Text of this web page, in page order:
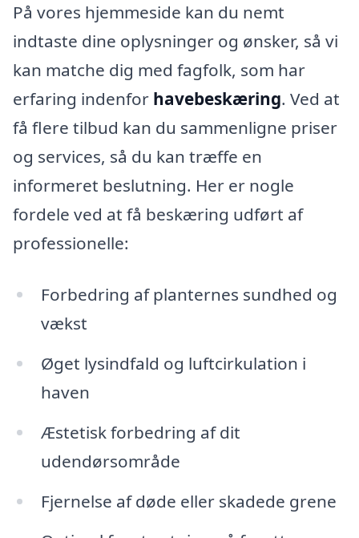
På vores hjemmeside kan du nemt
indtaste dine oplysninger og ønsker, så vi
kan matche dig med fagfolk, som har
erfaring indenfor havebeskæring. Ved at
få flere tilbud kan du sammenligne priser
og services, så du kan træffe en
informeret beslutning. Her er nogle
fordele ved at få beskæring udført af
professionelle:
Forbedring af planternes sundhed og
vækst
Øget lysindfald og luftcirkulation i
haven
Æstetisk forbedring af dit
udendørsområde
Fjernelse af døde eller skadede grene